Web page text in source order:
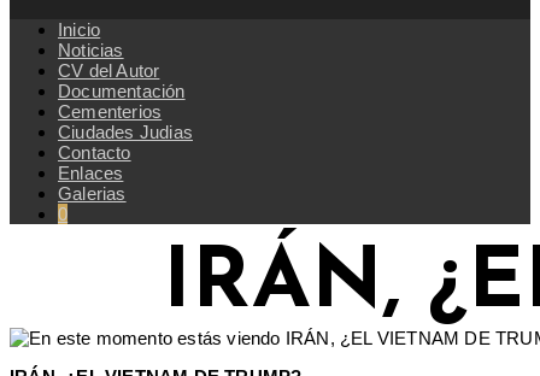
Inicio
Noticias
CV del Autor
Documentación
Cementerios
Ciudades Judias
Contacto
Enlaces
Galerias
0
IRÁN,